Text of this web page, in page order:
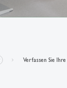
Verfassen Sie